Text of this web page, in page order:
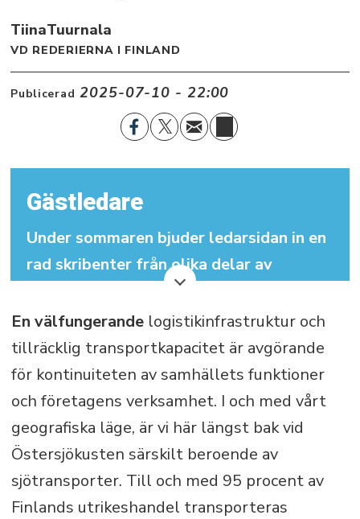
TiinaTuurnala
VD REDERIERNA I FINLAND
Publicerad 2025-07-10 - 22:00
Gästledare
Under sommaren bjuder ledarsidan in en
rad skribenter från olika delar av
samhället för att ge nya perspektiv på
debatten. Åsikterna som uttrycks är
skribentens egna.
En välfungerande logistikinfrastruktur och
tillräcklig transportkapacitet är avgörande
för kontinuiteten av samhällets funktioner
och företagens verksamhet. I och med vårt
geografiska läge, är vi här längst bak vid
Östersjökusten särskilt beroende av
sjötransporter. Till och med 95 procent av
Finlands utrikeshandel transporteras